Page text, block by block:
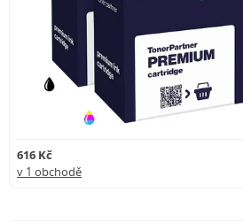
616 Kč
v 1 obchodě